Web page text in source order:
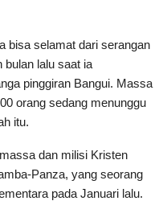
bisa selamat dari serangan
bulan lalu saat ia
pinggiran Bangui. Massa
orang sedang menunggu
itu.
dan milisi Kristen
Panza, yang seorang
pada Januari lalu.